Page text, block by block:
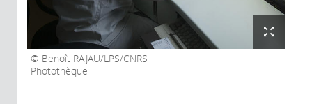
Benoît RAJAU/LPS/CNRS
Photothèque